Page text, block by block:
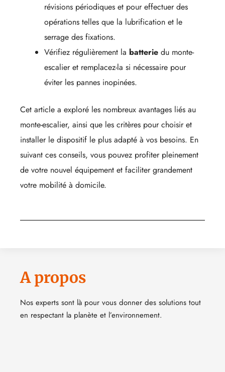
révisions périodiques et pour effectuer des
opérations telles que la lubrification et le
serrage des fixations.
Vérifiez régulièrement la batterie du monte-
escalier et remplacez-la si nécessaire pour
éviter les pannes inopinées.
Cet article a exploré les nombreux avantages liés au
monte-escalier, ainsi que les critères pour choisir et
installer le dispositif le plus adapté à vos besoins. En
suivant ces conseils, vous pouvez profiter pleinement
de votre nouvel équipement et faciliter grandement
votre mobilité à domicile.
A propos
Nos experts sont là pour vous donner des solutions tout
en respectant la planète et l’environnement.